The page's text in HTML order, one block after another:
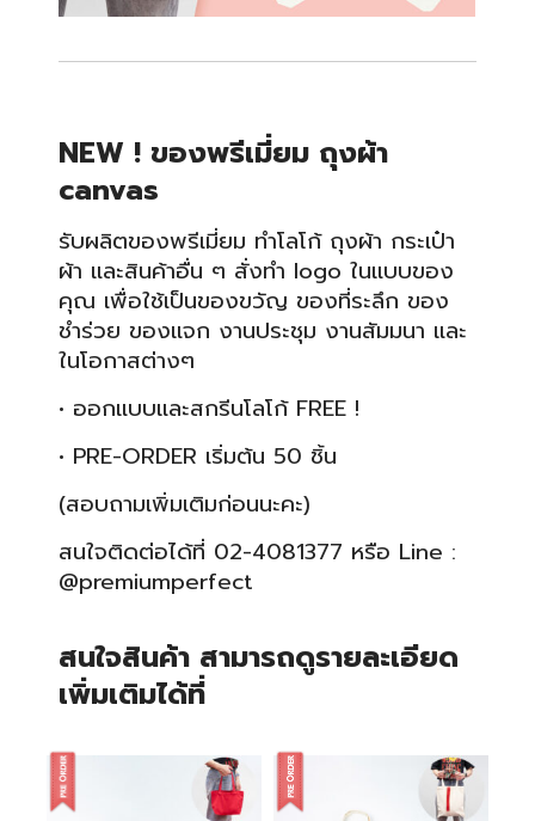
NEW ! ของพรีเมี่ยม ถุงผ้า
canvas
รับผลิตของพรีเมี่ยม ทำโลโก้ ถุงผ้า กระเป๋า
ผ้า และสินค้าอื่น ๆ สั่งทำ logo ในแบบของ
คุณ เพื่อใช้เป็นของขวัญ ของที่ระลึก ของ
ชำร่วย ของแจก งานประชุม งานสัมมนา และ
ในโอกาสต่างๆ
• ออกแบบและสกรีนโลโก้ FREE !
• PRE-ORDER เริ่มต้น 50 ชิ้น
(สอบถามเพิ่มเติมก่อนนะคะ)
สนใจติดต่อได้ที่ 02-4081377 หรือ Line :
@premiumperfect
สนใจสินค้า สามารถดูรายละเอียด
เพิ่มเติมได้ที่